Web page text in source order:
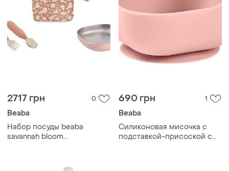
2717 грн 0
Beaba
Набор посуды beaba
savannah bloom
690 грн 1
Beaba
Силиконовая мисочка с
подставкой-присоской с